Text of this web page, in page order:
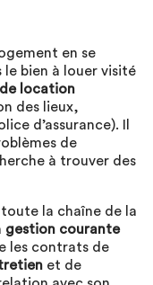
en se
le bien à louer visité
location
des lieux,
d’assurance). Il
de
à trouver des
la chaîne de la
gestion courante
les contrats de
et de